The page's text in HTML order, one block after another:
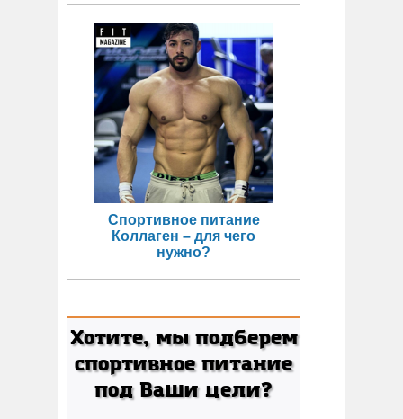
Спортивное питание
Коллаген – для чего
нужно?
Хотите, мы подберем
спортивное питание
под Ваши цели?